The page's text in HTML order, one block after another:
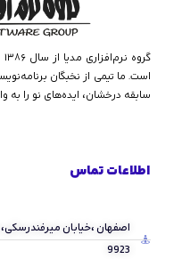
سابقه درخشان، ایده‌های نو را به
اطلاعات تماس
اصفهان ،خیابان
9923